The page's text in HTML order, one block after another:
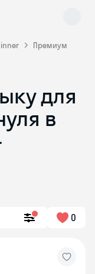
Премиум
для
в
0